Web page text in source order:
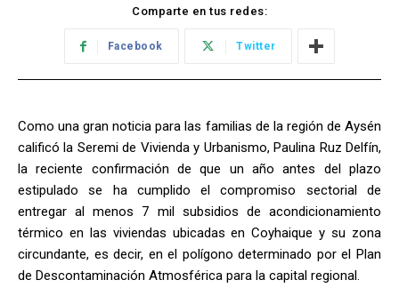
Comparte en tus redes:
Facebook Twitter
Como una gran noticia para las familias de la región de Aysén
calificó la Seremi de Vivienda y Urbanismo, Paulina Ruz Delfín,
la reciente confirmación de que un año antes del plazo
estipulado se ha cumplido el compromiso sectorial de
entregar al menos 7 mil subsidios de acondicionamiento
térmico en las viviendas ubicadas en Coyhaique y su zona
circundante, es decir, en el polígono determinado por el Plan
de Descontaminación Atmosférica para la capital regional.